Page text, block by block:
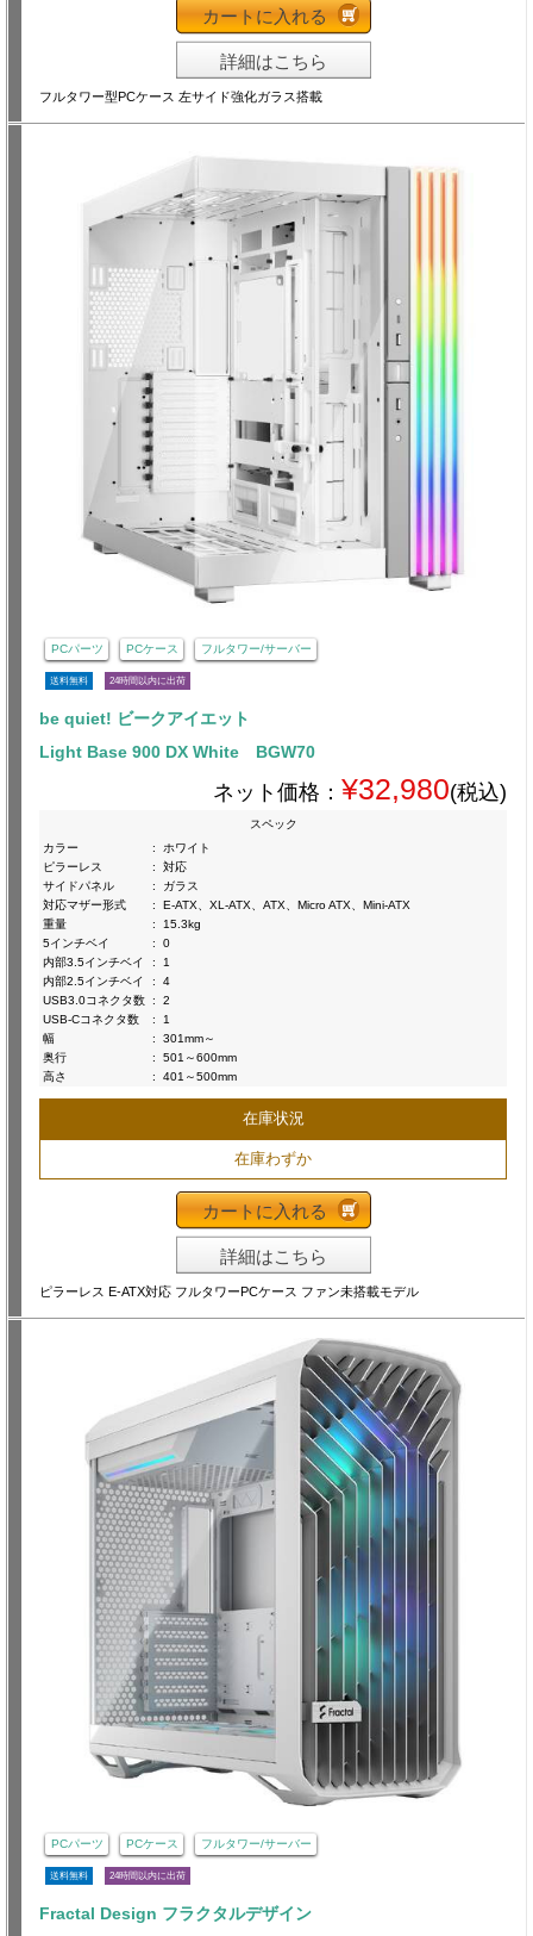
カートに入れる
詳細はこちら
フルタワー型PCケース 左サイド強化ガラス搭載
PCパーツ PCケース フルタワー/サーバー
送料無料 24時間以内に出荷
be quiet! ビークアイエット
Light Base 900 DX White BGW70
ネット価格： ¥32,980(税込)
スペック
カラー
:
ホワイト
ピラーレス
:
対応
サイドパネル
:
ガラス
対応マザー形式
:
E-ATX、XL-ATX、ATX、Micro ATX、Mini-ATX
重量
:
15.3kg
5インチベイ
:
0
内部3.5インチベイ
:
1
内部2.5インチベイ
:
4
USB3.0コネクタ数 :
2
USB-Cコネクタ数
:
1
幅
:
301mm～
奥行
:
501～600mm
高さ
: 401～500mm
在庫状況
在庫わずか
カートに入れる
詳細はこちら
ピラーレス E-ATX対応 フルタワーPCケース ファン未搭載モデル
PCパーツ PCケース フルタワー/サーバー
送料無料 24時間以内に出荷
Fractal Design フラクタルデザイン